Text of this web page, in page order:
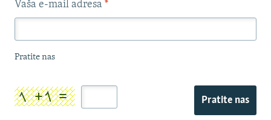
Vaša e-mail adresa *
Pratite nas
Pratite nas